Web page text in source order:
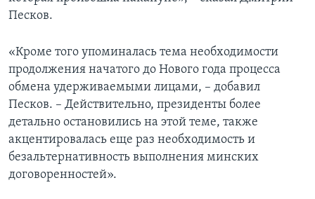
Песков.
«Кроме того упоминалась тема необходимости
продолжения начатого до Нового года процесса
обмена удерживаемыми лицами, – добавил
Песков. – Действительно, президенты более
детально остановились на этой теме, также
акцентировалась еще раз необходимость и
безальтернативность выполнения минских
договоренностей».